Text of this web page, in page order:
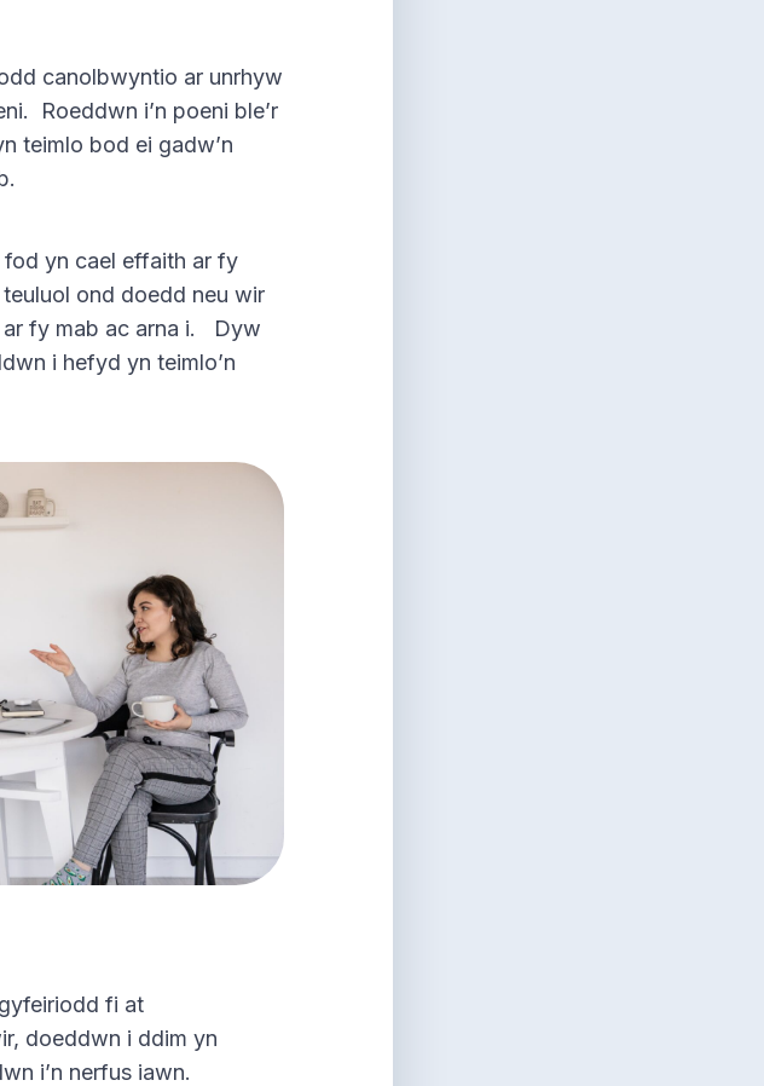
canolbwyntio ar unrhyw
Roeddwn i’n poeni ble’r
teimlo bod ei gadw’n
fod yn cael effaith ar fy
ond doedd neu wir
fy mab ac arna i. Dyw
i hefyd yn teimlo’n
fi at
doeddwn i ddim yn
i’n nerfus iawn.